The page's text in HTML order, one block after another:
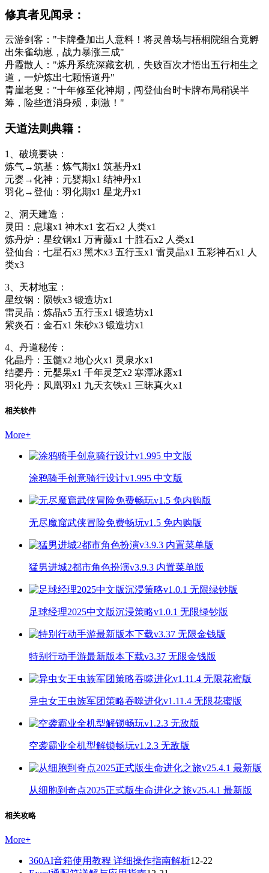
修真者见闻录：
云游剑客："卡牌叠加出人意料！将灵兽场与梧桐院组合竟孵
出朱雀幼崽，战力暴涨三成"
丹霞散人："炼丹系统深藏玄机，失败百次才悟出五行相生之
道，一炉炼出七颗悟道丹"
青崖老叟："十年修至化神期，闯登仙台时卡牌布局稍误半
筹，险些道消身殒，刺激！"
天道法则典籍：
1、破境要诀：
炼气→筑基：炼气期x1 筑基丹x1
元婴→化神：元婴期x1 结神丹x1
羽化→登仙：羽化期x1 星龙丹x1
2、洞天建造：
灵田：息壤x1 神木x1 玄石x2 人类x1
炼丹炉：星纹钢x1 万青藤x1 十胜石x2 人类x1
登仙台：七星石x3 黑木x3 五行玉x1 雷灵晶x1 五彩神石x1 人
类x3
3、天材地宝：
星纹钢：陨铁x3 锻造坊x1
雷灵晶：炼晶x5 五行玉x1 锻造坊x1
紫炎石：金石x1 朱砂x3 锻造坊x1
4、丹道秘传：
化晶丹：玉髓x2 地心火x1 灵泉水x1
结婴丹：元婴果x1 千年灵芝x2 寒潭冰露x1
羽化丹：凤凰羽x1 九天玄铁x1 三昧真火x1
相关软件
More+
涂鸦骑手创意骑行设计v1.995 中文版
无尽魔窟武侠冒险免费畅玩v1.5 免内购版
猛男进城2都市角色扮演v3.9.3 内置菜单版
足球经理2025中文版沉浸策略v1.0.1 无限绿钞版
特别行动手游最新版本下载v3.37 无限金钱版
异虫女王虫族军团策略吞噬进化v1.11.4 无限花蜜版
空袭霸业全机型解锁畅玩v1.2.3 无敌版
从细胞到奇点2025正式版生命进化之旅v25.4.1 最新版
相关攻略
More+
360AI音箱使用教程 详细操作指南解析12-22